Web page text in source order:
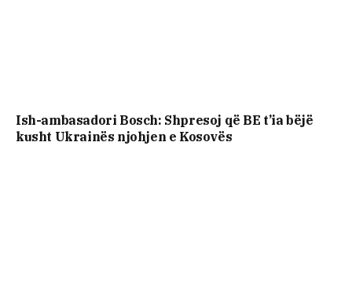
Ish-ambasadori Bosch: Shpresoj që BE t’ia bëjë
kusht Ukrainës njohjen e Kosovës